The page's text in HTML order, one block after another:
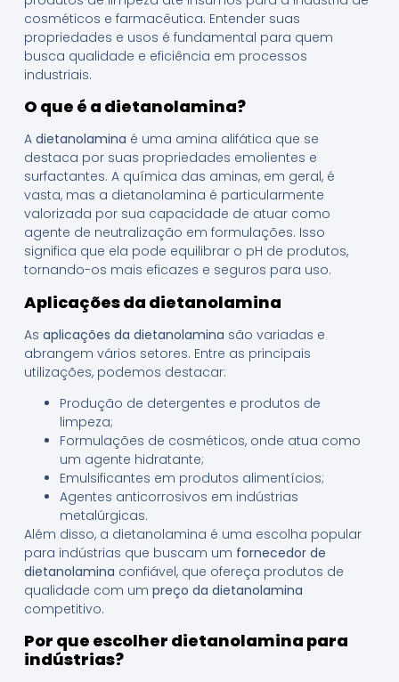
cosméticos e farmacêutica. Entender suas
propriedades e usos é fundamental para quem
busca qualidade e eficiência em processos
industriais.
O que é a dietanolamina?
A dietanolamina é uma amina alifática que se
destaca por suas propriedades emolientes e
surfactantes. A química das aminas, em geral, é
vasta, mas a dietanolamina é particularmente
valorizada por sua capacidade de atuar como
agente de neutralização em formulações. Isso
significa que ela pode equilibrar o pH de produtos,
tornando-os mais eficazes e seguros para uso.
Aplicações da dietanolamina
As aplicações da dietanolamina são variadas e
abrangem vários setores. Entre as principais
utilizações, podemos destacar:
Produção de detergentes e produtos de
limpeza;
Formulações de cosméticos, onde atua como
um agente hidratante;
Emulsificantes em produtos alimentícios;
Agentes anticorrosivos em indústrias
metalúrgicas.
Além disso, a dietanolamina é uma escolha popular
para indústrias que buscam um fornecedor de
dietanolamina confiável, que ofereça produtos de
qualidade com um preço da dietanolamina
competitivo.
Por que escolher dietanolamina para
indústrias?